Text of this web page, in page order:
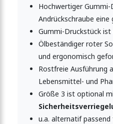
Hochwertiger
Andrückschraube
Gummi-Druckstück
Ölbeständiger roter
und ergonomisch
Rostfreie Ausführung
Lebensmittel- und
Größe 3 ist optional
u.a. alternatif passend